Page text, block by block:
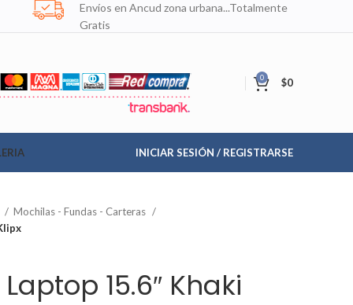
Envíos en Ancud zona urbana...Totalmente
Gratis
0 $0
INICIAR SESIÓN / REGISTRARSE
Mochilas - Fundas - Carteras
15.6″ Khaki